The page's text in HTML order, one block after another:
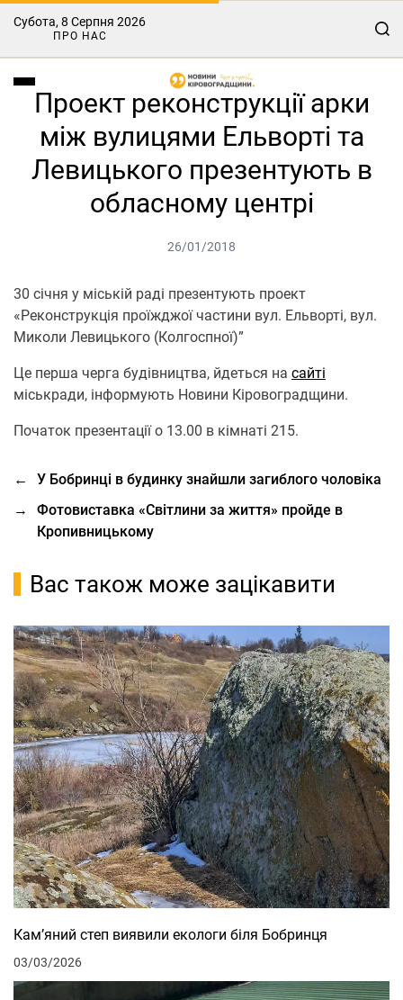
Субота, 8 Серпня 2026
ПРО НАС
Проект реконструкції арки
між вулицями Ельворті та
Левицького презентують в
обласному центрі
26/01/2018
30 січня у міській раді презентують проект
«Реконструкція проїжджої частини вул. Ельворті, вул.
Миколи Левицького (Колгоспної)”
Це перша черга будівництва, йдеться на сайті
міськради, інформують Новини Кіровоградщини.
Початок презентації о 13.00 в кімнаті 215.
←
У Бобринці в будинку знайшли загиблого чоловіка
→
Фотовиставка «Світлини за життя» пройде в
Кропивницькому
Вас також може зацікавити
Кам’яний степ виявили екологи біля Бобринця
03/03/2026